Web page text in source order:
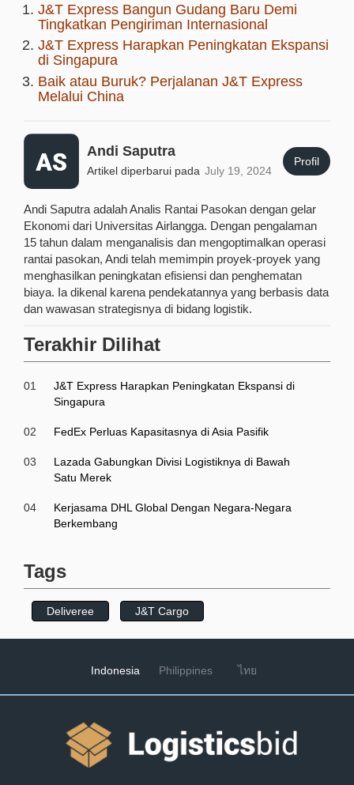
J&T Express Bangun Gudang Baru Demi
Tingkatkan Pengiriman Internasional
J&T Express Harapkan Peningkatan Ekspansi
di Singapura
Baik atau Buruk? Perjalanan J&T Express
Melalui China
Andi Saputra
Artikel diperbarui pada July 19, 2024
Profil
Andi Saputra adalah Analis Rantai Pasokan dengan gelar
Ekonomi dari Universitas Airlangga. Dengan pengalaman
15 tahun dalam menganalisis dan mengoptimalkan operasi
rantai pasokan, Andi telah memimpin proyek-proyek yang
menghasilkan peningkatan efisiensi dan penghematan
biaya. Ia dikenal karena pendekatannya yang berbasis data
dan wawasan strategisnya di bidang logistik.
Terakhir Dilihat
01
J&T Express Harapkan Peningkatan Ekspansi di
Singapura
02 FedEx Perluas Kapasitasnya di Asia Pasifik
03
Lazada Gabungkan Divisi Logistiknya di Bawah
Satu Merek
04
Kerjasama DHL Global Dengan Negara-Negara
Berkembang
Tags
Deliveree J&T Cargo
Indonesia Philippines ไทย